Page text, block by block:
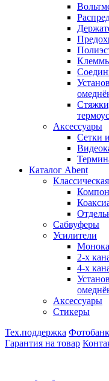
Аксессуары
Сетки
Каталог Abent
Сабвуферы
Усилители
2-х
4-х
Аксессуары
Стикеры
Тех.поддержка Фотобанк
Гарантия на товар